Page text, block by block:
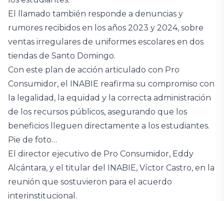
El llamado también responde a denuncias y
rumores recibidos en los años 2023 y 2024, sobre
ventas irregulares de uniformes escolares en dos
tiendas de Santo Domingo.
Con este plan de acción articulado con Pro
Consumidor, el INABIE reafirma su compromiso con
la legalidad, la equidad y la correcta administración
de los recursos públicos, asegurando que los
beneficios lleguen directamente a los estudiantes.
Pie de foto…
El director ejecutivo de Pro Consumidor, Eddy
Alcántara, y el titular del INABIE, Víctor Castro, en la
reunión que sostuvieron para el acuerdo
interinstitucional.